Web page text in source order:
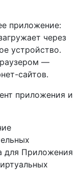
приложение:
через
устройство.
—
сайтов.
приложения и
для Приложения